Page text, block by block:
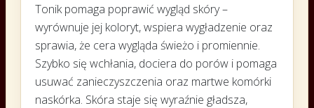
Tonik pomaga poprawić wygląd skóry –
wyrównuje jej koloryt, wspiera wygładzenie oraz
sprawia, że cera wygląda świeżo i promiennie.
Szybko się wchłania, dociera do porów i pomaga
usuwać zanieczyszczenia oraz martwe komórki
naskórka. Skóra staje się wyraźnie gładsza,